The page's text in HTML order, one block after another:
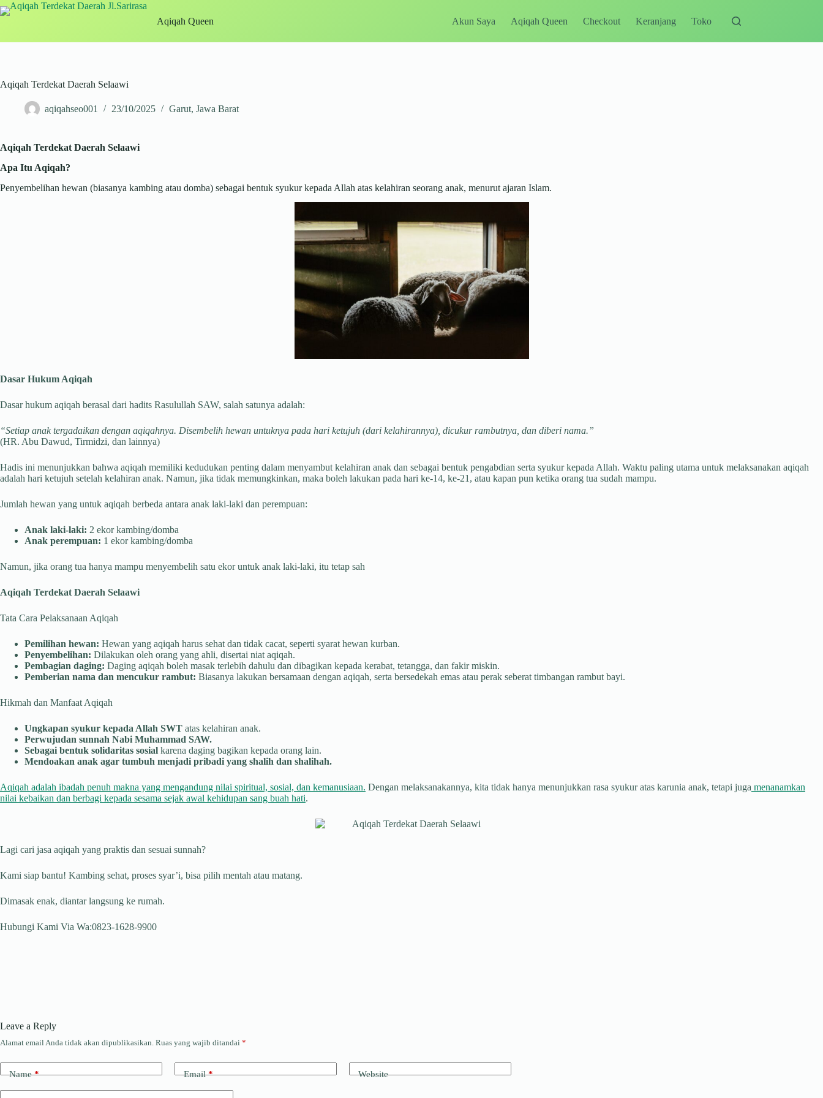
Skip
to
Aqiqah Queen Akun Saya Aqiqah Queen Checkout Keranjang Toko
Aqiqah Terdekat Daerah Selaawi
aqiqahseo001 23/10/2025 Garut, Jawa Barat
Aqiqah Terdekat Daerah Selaawi
Apa Itu Aqiqah?
Penyembelihan hewan (biasanya kambing atau domba) sebagai bentuk syukur kepada Allah atas kelahiran seorang anak, menurut ajaran Islam.
Dasar Hukum Aqiqah
Dasar hukum aqiqah berasal dari hadits Rasulullah SAW, salah satunya adalah:
“Setiap anak tergadaikan dengan aqiqahnya. Disembelih hewan untuknya pada hari ketujuh (dari kelahirannya), dicukur rambutnya, dan diberi nama.”
(HR. Abu Dawud, Tirmidzi, dan lainnya)
Hadis ini menunjukkan bahwa aqiqah memiliki kedudukan penting dalam menyambut kelahiran anak dan sebagai bentuk pengabdian serta syukur kepada Allah. Waktu paling utama untuk melaksanakan aqiqah
adalah hari ketujuh setelah kelahiran anak. Namun, jika tidak memungkinkan, maka boleh lakukan pada hari ke-14, ke-21, atau kapan pun ketika orang tua sudah mampu.
Jumlah hewan yang untuk aqiqah berbeda antara anak laki-laki dan perempuan:
Anak laki-laki: 2 ekor kambing/domba
Anak perempuan: 1 ekor kambing/domba
Namun, jika orang tua hanya mampu menyembelih satu ekor untuk anak laki-laki, itu tetap sah
Aqiqah Terdekat Daerah Selaawi
Tata Cara Pelaksanaan Aqiqah
Pemilihan hewan: Hewan yang aqiqah harus sehat dan tidak cacat, seperti syarat hewan kurban.
Penyembelihan: Dilakukan oleh orang yang ahli, disertai niat aqiqah.
Pembagian daging: Daging aqiqah boleh masak terlebih dahulu dan dibagikan kepada kerabat, tetangga, dan fakir miskin.
Pemberian nama dan mencukur rambut: Biasanya lakukan bersamaan dengan aqiqah, serta bersedekah emas atau perak seberat timbangan rambut bayi.
Hikmah dan Manfaat Aqiqah
Ungkapan syukur kepada Allah SWT atas kelahiran anak.
Perwujudan sunnah Nabi Muhammad SAW.
Sebagai bentuk solidaritas sosial karena daging bagikan kepada orang lain.
Mendoakan anak agar tumbuh menjadi pribadi yang shalih dan shalihah.
Aqiqah adalah ibadah penuh makna yang mengandung nilai spiritual, sosial, dan kemanusiaan. Dengan melaksanakannya, kita tidak hanya menunjukkan rasa syukur atas karunia anak, tetapi juga menanamkan
nilai kebaikan dan berbagi kepada sesama sejak awal kehidupan sang buah hati.
Lagi cari jasa aqiqah yang praktis dan sesuai sunnah?
Kami siap bantu! Kambing sehat, proses syar’i, bisa pilih mentah atau matang.
Dimasak enak, diantar langsung ke rumah.
Hubungi Kami Via Wa:0823-1628-9900
Leave a Reply
Alamat email Anda tidak akan dipublikasikan. Ruas yang wajib ditandai *
Name* Email* Website